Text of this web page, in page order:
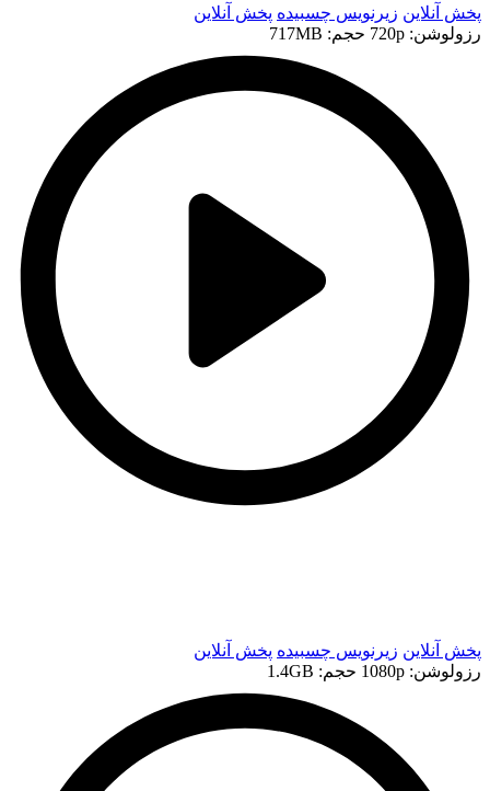
پخش آنلاین زیرنویس چسبیده پخش آنلاین
رزولوشن: 720p
حجم: 717MB
پخش آنلاین زیرنویس چسبیده پخش آنلاین
رزولوشن: 1080p
حجم: 1.4GB